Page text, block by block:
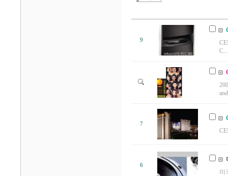
9
C...
7
6
미